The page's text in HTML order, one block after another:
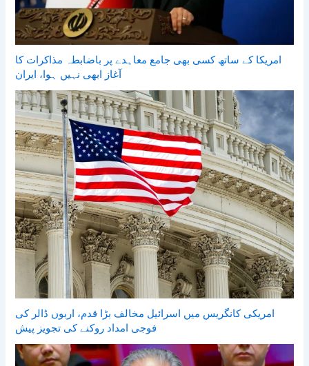
امریکا کے ساتھ کسی بھی جامع معاہدے پر باضابطہ مذاکرات کا
آغاز ابھی نہیں ہوا، ایران
امریکی کانگریس میں اسرائیل مخالف بڑا قدم، اربوں ڈالر کی
فوجی امداد روکنے کی تجویز پیش